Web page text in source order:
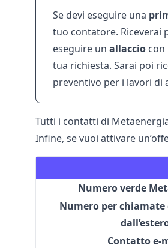
Se devi eseguire una
tuo contatore. Riceverai
eseguire un allaccio con
tua richiesta. Sarai poi
preventivo per i lavori di
Tutti i contatti di
Infine, se vuoi attivare
Numero verde
Numero per chiamate
Contatto e-